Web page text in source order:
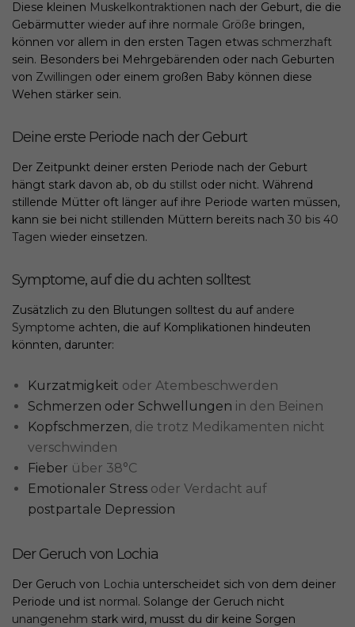
Diese kleinen Muskelkontraktionen nach der Geburt, die die
Gebärmutter wieder auf ihre normale Größe bringen,
können vor allem in den ersten Tagen etwas schmerzhaft
sein. Besonders bei Mehrgebärenden oder nach Geburten
von Zwillingen oder einem großen Baby können diese
Wehen stärker sein.
Deine erste Periode nach der Geburt
Der Zeitpunkt deiner ersten Periode nach der Geburt
hängt stark davon ab, ob du stillst oder nicht. Während
stillende Mütter oft länger auf ihre Periode warten müssen,
kann sie bei nicht stillenden Müttern bereits nach 30 bis 40
Tagen wieder einsetzen.
Symptome, auf die du achten solltest
Zusätzlich zu den Blutungen solltest du auf andere
Symptome achten, die auf Komplikationen hindeuten
könnten, darunter:
Kurzatmigkeit oder Atembeschwerden
Schmerzen oder Schwellungen in den Beinen
Kopfschmerzen, die trotz Medikamenten nicht
verschwinden
Fieber über 38°C
Emotionaler Stress oder Verdacht auf
postpartale Depression
Der Geruch von Lochia
Der Geruch von Lochia unterscheidet sich von dem deiner
Periode und ist normal. Solange der Geruch nicht
unangenehm stark wird, musst du dir keine Sorgen